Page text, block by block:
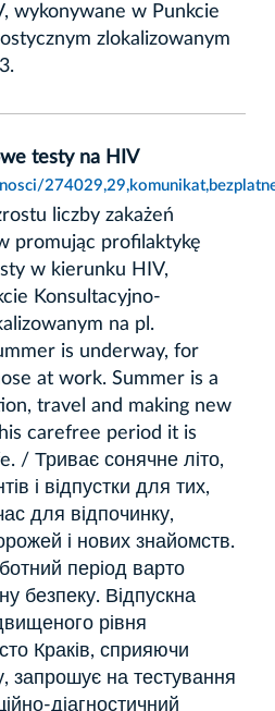
wykonywane w Punkcie
zlokalizowanym
testy na HIV
liczby zakażeń
promując profilaktykę
w kierunku HIV,
Konsultacyjno-
na pl.
is underway, for
at work. Summer is a
travel and making new
carefree period it is
/ Триває сонячне літо,
і відпустки для тих,
для відпочинку,
і нових знайомств.
період варто
безпеку. Відпускна
рівня
Краків, сприяючи
запрошує на тестування
діагностичний